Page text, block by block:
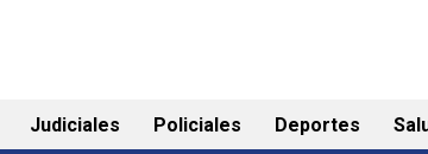
Judiciales Policiales Deportes